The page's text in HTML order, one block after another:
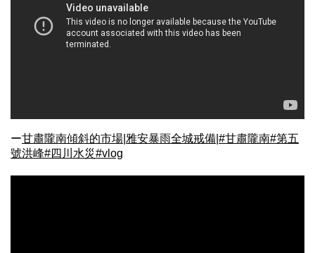
ー甘肅隴南傾斜的市場|雅安暴雨全城戒備|#甘肅隴南#第五
號洪峰#四川水災#vlog